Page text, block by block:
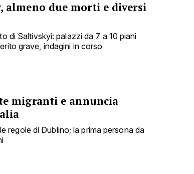
almeno due morti e diversi
di Saltivskyi: palazzi da 7 a 10 piani
grave, indagini in corso
migranti e annuncia
regole di Dublino; la prima persona da